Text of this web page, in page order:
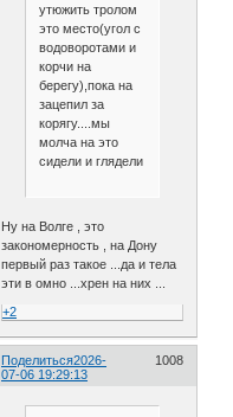
утюжить тролом
это место(угол с
водоворотами и
корчи на
берегу),пока на
зацепил за
корягу....мы
молча на это
сидели и глядели
Ну на Волге , это
закономерность , на Дону
первый раз такое ...да и тела
эти в омно ...хрен на них ...
+2
Поделиться 1008
2026-
07-06 19:29:13